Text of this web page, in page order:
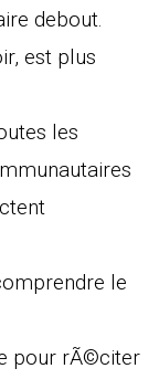
debout.
est plus
les
le
pour rÃ©citer